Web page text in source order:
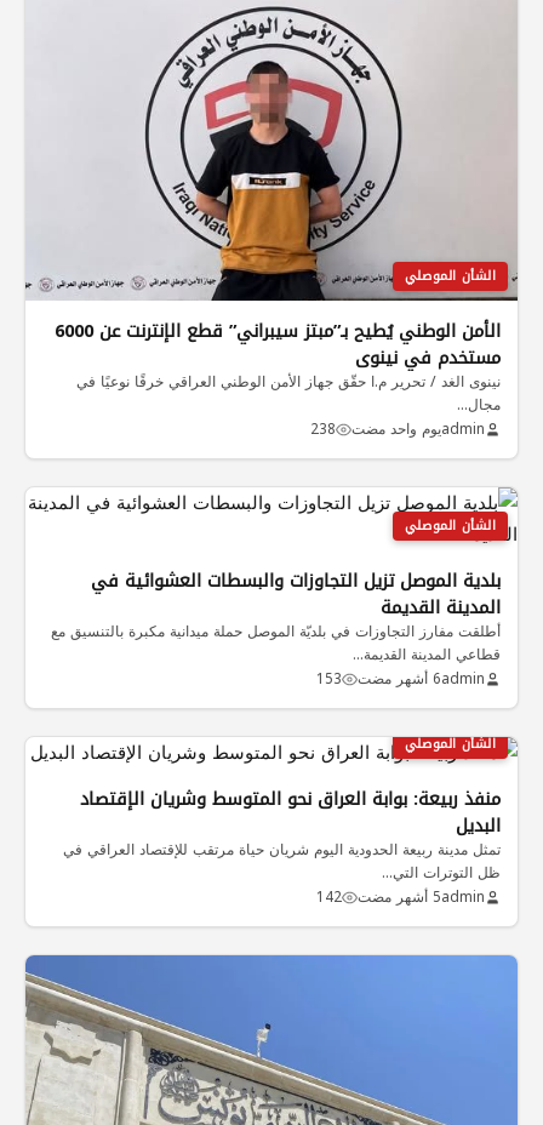
الشأن الموصلي
الأمن الوطني يُطيح بـ”مبتز سيبراني” قطع الإنترنت عن 6000
مستخدم في نينوى
نينوى الغد / تحرير م.ا حقّق جهاز الأمن الوطني العراقي خرقًا نوعيًا في
مجال…
adminيوم واحد مضت 238
الشأن الموصلي
بلدية الموصل تزيل التجاوزات والبسطات العشوائية في
المدينة القديمة
أطلقت مفارز التجاوزات في بلديّة الموصل حملة ميدانية مكبرة بالتنسيق مع
قطاعي المدينة القديمة…
admin6 أشهر مضت 153
الشأن الموصلي
منفذ ربيعة: بوابة العراق نحو المتوسط وشريان الإقتصاد
البديل
تمثل مدينة ربيعة الحدودية اليوم شريان حياة مرتقب للإقتصاد العراقي في
ظل التوترات التي…
admin5 أشهر مضت 142